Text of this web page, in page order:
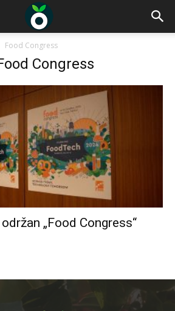
Food Congress
Congress
„Food Congress“